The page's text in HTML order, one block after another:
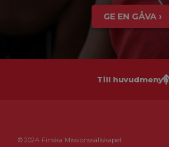
GE EN GÅVA ›
Till huvudmenyn
© 2024 Finska Missionssällskapet